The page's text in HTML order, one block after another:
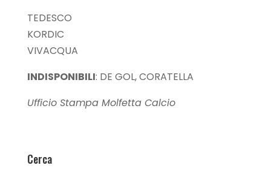
TEDESCO
KORDIC
VIVACQUA
INDISPONIBILI: DE GOL, CORATELLA
Ufficio Stampa Molfetta Calcio
Cerca